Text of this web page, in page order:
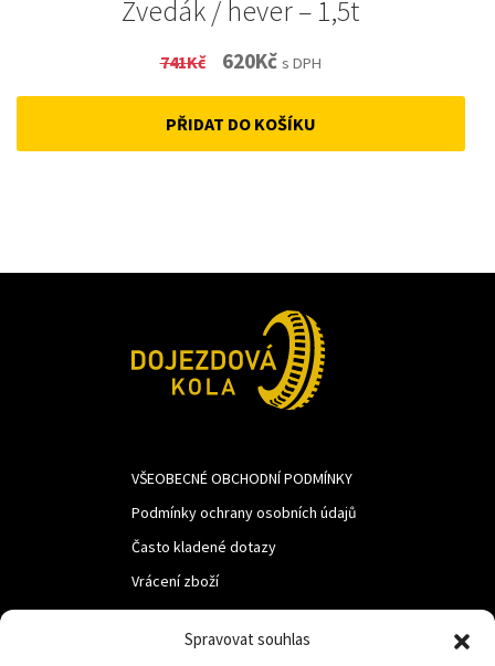
Spravovat souhlas
Zvedák / hever – 1,5t
741Kč
Original
price
was:
620KčCurrent
price
is:
s DPH
PŘIDAT DO KOŠÍKU
VŠEOBECNÉ OBCHODNÍ PODMÍNKY
Podmínky ochrany osobních údajů
Často kladené dotazy
Vrácení zboží
LUF s.r.o.